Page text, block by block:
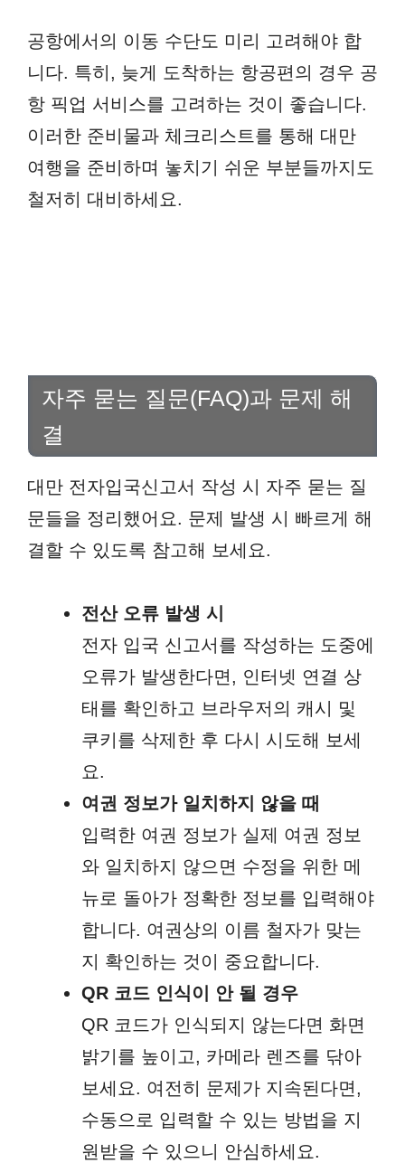
공항에서의 이동 수단도 미리 고려해야 합
니다. 특히, 늦게 도착하는 항공편의 경우 공
항 픽업 서비스를 고려하는 것이 좋습니다.
이러한 준비물과 체크리스트를 통해 대만
여행을 준비하며 놓치기 쉬운 부분들까지도
철저히 대비하세요.
자주 묻는 질문(FAQ)과 문제 해
결
대만 전자입국신고서 작성 시 자주 묻는 질
문들을 정리했어요. 문제 발생 시 빠르게 해
결할 수 있도록 참고해 보세요.
전산 오류 발생 시
전자 입국 신고서를 작성하는 도중에
오류가 발생한다면, 인터넷 연결 상
태를 확인하고 브라우저의 캐시 및
쿠키를 삭제한 후 다시 시도해 보세
요.
여권 정보가 일치하지 않을 때
입력한 여권 정보가 실제 여권 정보
와 일치하지 않으면 수정을 위한 메
뉴로 돌아가 정확한 정보를 입력해야
합니다. 여권상의 이름 철자가 맞는
지 확인하는 것이 중요합니다.
QR 코드 인식이 안 될 경우
QR 코드가 인식되지 않는다면 화면
밝기를 높이고, 카메라 렌즈를 닦아
보세요. 여전히 문제가 지속된다면,
수동으로 입력할 수 있는 방법을 지
원받을 수 있으니 안심하세요.